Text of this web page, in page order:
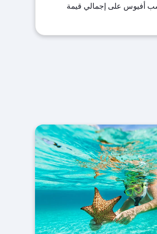
أفيوس على إجمالي قيمة